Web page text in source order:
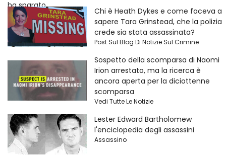
Chi è Heath Dykes e come faceva a
sapere Tara Grinstead, che la polizia
crede sia stata assassinata?
Post Sul Blog Di Notizie Sul Crimine
Sospetto della scomparsa di Naomi
Irion arrestato, ma la ricerca è
ancora aperta per la diciottenne
scomparsa
Vedi Tutte Le Notizie
Lester Edward Bartholomew
l'enciclopedia degli assassini
Assassino